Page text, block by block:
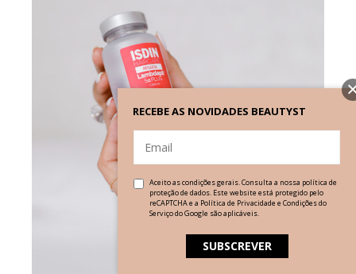
RECEBE AS NOVIDADES BEAUTYST
Aceito as condições gerais. Consulta a nossa política de
proteção de dados. Este website está protegido pelo
reCAPTCHA e a Política de Privacidade e Condições do
Serviçodo Google são aplicáveis.